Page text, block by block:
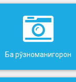
Ба рӯзноманигорон